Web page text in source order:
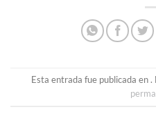
Esta entrada fue publicada en